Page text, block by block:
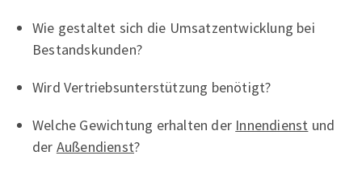
Wie gestaltet sich die Umsatzentwicklung bei
Bestandskunden?
Wird Vertriebsunterstützung benötigt?
Welche Gewichtung erhalten der Innendienst und
der Außendienst?